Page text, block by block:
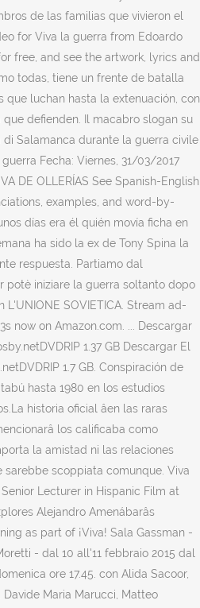
de las familias que vivieron el
for Viva la guerra from Edoardo
free, and see the artwork, lyrics and
todas, tiene un frente de batalla
que luchan hasta la extenuación, con
defienden. Il macabro slogan su
Salamanca durante la guerra civile
Fecha: Viernes, 31/03/2017
DE OLLERÍAS See Spanish-English
examples, and word-by-
días era él quién movía ficha en
ha sido la ex de Tony Spina la
respuesta. Partiamo dal
potè iniziare la guerra soltanto dopo
SOVIETICA. Stream ad-
now on Amazon.com. ... Descargar
1.37 GB Descargar El
1.7 GB. Conspiración de
hasta 1980 en los estudios
historia oficial âen las raras
los calificaba como
la amistad ni las relaciones
scoppiata comunque. Viva
Senior Lecturer in Hispanic Film at
Alejandro Amenábarâs
as part of ¡Viva! Sala Gassman -
- dal 10 all'11 febbraio 2015 dal
ore 17.45. con Alida Sacoor,
Davide Maria Marucci, Matteo